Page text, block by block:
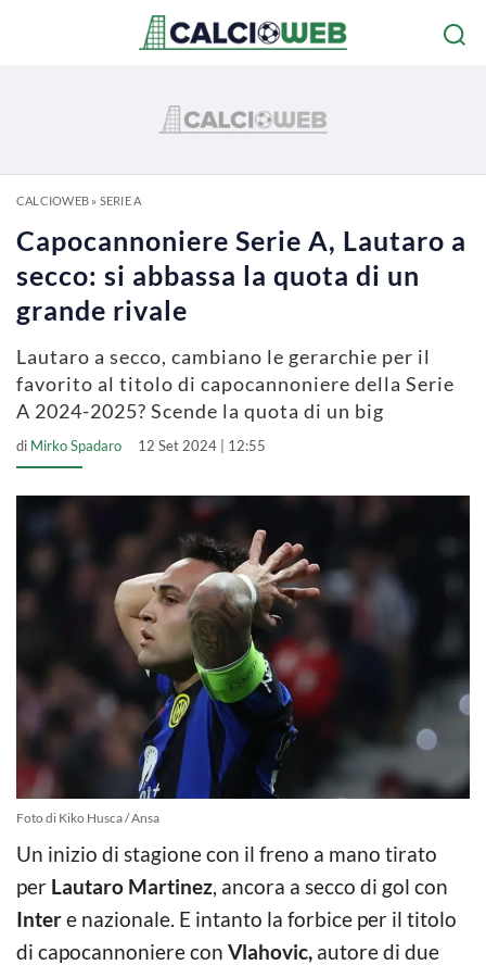
CALCIOWEB» SERIE A
Capocannoniere Serie A, Lautaro a
secco: si abbassa la quota di un
grande rivale
Lautaro a secco, cambiano le gerarchie per il
favorito al titolo di capocannoniere della Serie
A 2024-2025? Scende la quota di un big
di Mirko Spadaro 12 Set 2024 | 12:55
Foto di Kiko Husca / Ansa
Un inizio di stagione con il freno a mano tirato
per Lautaro Martinez, ancora a secco di gol con
Intere nazionale. E intanto la forbice per il titolo
di capocannoniere con Vlahovic, autore di due